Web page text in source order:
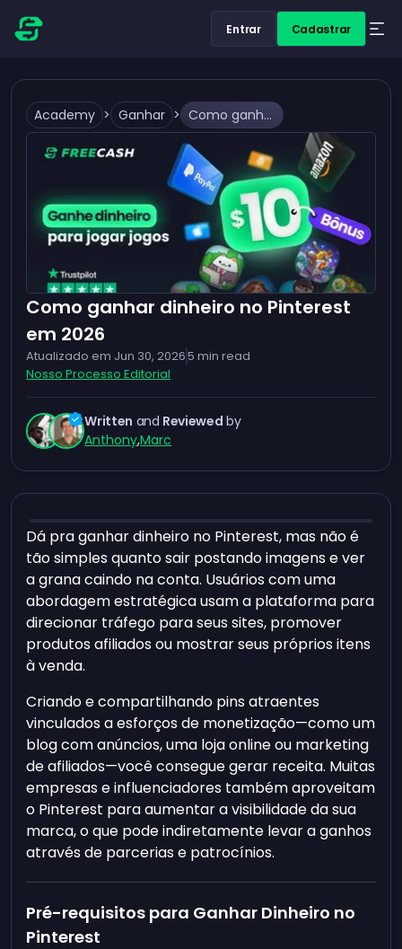
Entrar Cadastrar
Academy > Ganhar > Como ganhar dinheiro no Pinterest em 2026
Como ganhar dinheiro no Pinterest
em 2026
Atualizado em Jun 30, 20265 min read
Nosso Processo Editorial
Written and Reviewed by
Anthony,Marc
Dá pra ganhar dinheiro no Pinterest, mas não é
tão simples quanto sair postando imagens e ver
a grana caindo na conta. Usuários com uma
abordagem estratégica usam a plataforma para
direcionar tráfego para seus sites, promover
produtos afiliados ou mostrar seus próprios itens
à venda.
Criando e compartilhando pins atraentes
vinculados a esforços de monetização—como um
blog com anúncios, uma loja online ou marketing
de afiliados—você consegue gerar receita. Muitas
empresas e influenciadores também aproveitam
o Pinterest para aumentar a visibilidade da sua
marca, o que pode indiretamente levar a ganhos
através de parcerias e patrocínios.
Pré-requisitos para Ganhar Dinheiro no
Pinterest